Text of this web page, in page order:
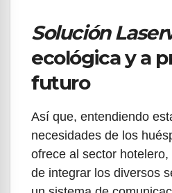
Solución
ecológica y a
futuro
Así que, entendiendo
necesidades de los
ofrece al sector
de integrar los diversos